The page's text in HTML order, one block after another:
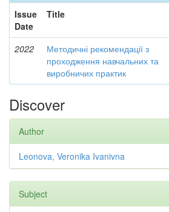
Issue
Date
Title
2022
Методичні рекомендації з
проходження навчальних та
виробничих практик
Discover
Author
Leonova, Veronika Ivanivna
Subject